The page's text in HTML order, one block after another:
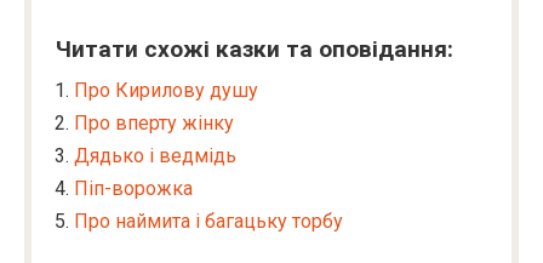
Читати схожі казки та оповідання:
Про Кирилову душу
Про вперту жінку
Дядько і ведмідь
Піп-ворожка
Про наймита і багацьку торбу